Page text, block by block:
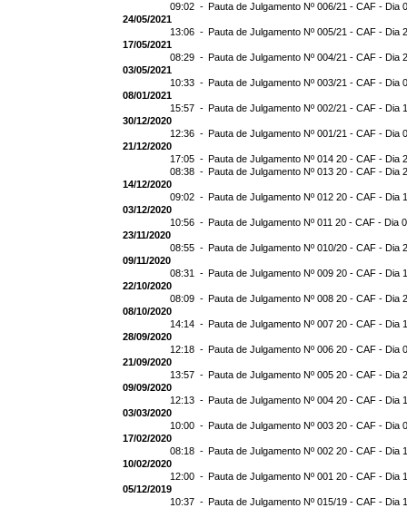
09:02 - Pauta de Julgamento Nº 006/21 - CAF - Dia
24/05/2021
13:06 - Pauta de Julgamento Nº 005/21 - CAF - Dia
17/05/2021
08:29 - Pauta de Julgamento Nº 004/21 - CAF - Dia
03/05/2021
10:33 - Pauta de Julgamento Nº 003/21 - CAF - Dia
08/01/2021
15:57 - Pauta de Julgamento Nº 002/21 - CAF - Dia
30/12/2020
12:36 - Pauta de Julgamento Nº 001/21 - CAF - Dia
21/12/2020
17:05 - Pauta de Julgamento Nº 014 20 - CAF - Dia
08:38 - Pauta de Julgamento Nº 013 20 - CAF - Dia
14/12/2020
09:02 - Pauta de Julgamento Nº 012 20 - CAF - Dia
03/12/2020
10:56 - Pauta de Julgamento Nº 011 20 - CAF - Dia
23/11/2020
08:55 - Pauta de Julgamento Nº 010/20 - CAF - Dia
09/11/2020
08:31 - Pauta de Julgamento Nº 009 20 - CAF - Dia
22/10/2020
08:09 - Pauta de Julgamento Nº 008 20 - CAF - Dia
08/10/2020
14:14 - Pauta de Julgamento Nº 007 20 - CAF - Dia
28/09/2020
12:18 - Pauta de Julgamento Nº 006 20 - CAF - Dia
21/09/2020
13:57 - Pauta de Julgamento Nº 005 20 - CAF - Dia
09/09/2020
12:13 - Pauta de Julgamento Nº 004 20 - CAF - Dia
03/03/2020
10:00 - Pauta de Julgamento Nº 003 20 - CAF - Dia
17/02/2020
08:18 - Pauta de Julgamento Nº 002 20 - CAF - Dia
10/02/2020
12:00 - Pauta de Julgamento Nº 001 20 - CAF - Dia
05/12/2019
10:37 - Pauta de Julgamento Nº 015/19 - CAF - Dia